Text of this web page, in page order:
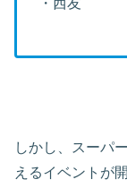
しかし、スーパ
えるイベントが